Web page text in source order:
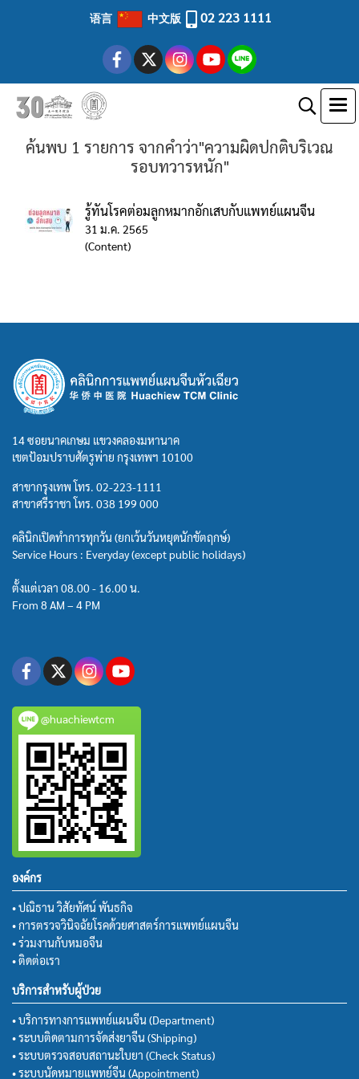
语言 中文版 02 223 1111
ค้นพบ 1 รายการ จากคำว่า"ความผิดปกติบริเวณ
รอบทวารหนัก"
รู้ทันโรคต่อมลูกหมากอักเสบกับแพทย์แผนจีน
31 ม.ค. 2565
(Content)
14 ซอยนาคเกษม แขวงคลองมหานาค
เขตป้อมปราบศัตรูพ่าย กรุงเทพฯ 10100
สาขากรุงเทพ โทร. 02-223-1111
สาขาศรีราชา โทร. 038 199 000
คลินิกเปิดทำการทุกวัน (ยกเว้นวันหยุดนักขัตฤกษ์)
Service Hours : Everyday (except public holidays)
ตั้งแต่เวลา 08.00 - 16.00 น.
From 8 AM – 4 PM
@huachiewtcm
องค์กร
• ปณิธาน วิสัยทัศน์ พันธกิจ
• การตรวจวินิจฉัยโรคด้วยศาสตร์การแพทย์แผนจีน
• ร่วมงานกับหมอจีน
• ติดต่อเรา
บริการสำหรับผู้ป่วย
• บริการทางการแพทย์แผนจีน (Department)
• ระบบติดตามการจัดส่งยาจีน (Shipping)
• ระบบตรวจสอบสถานะใบยา (Check Status)
• ระบบนัดหมายแพทย์จีน (Appointment)